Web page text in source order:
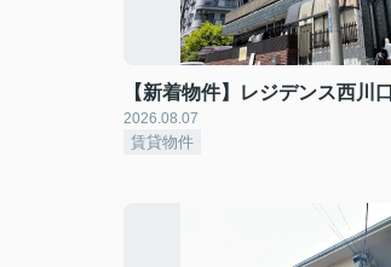
【新着物件】レジデンス西川口
2026.08.07
賃貸物件